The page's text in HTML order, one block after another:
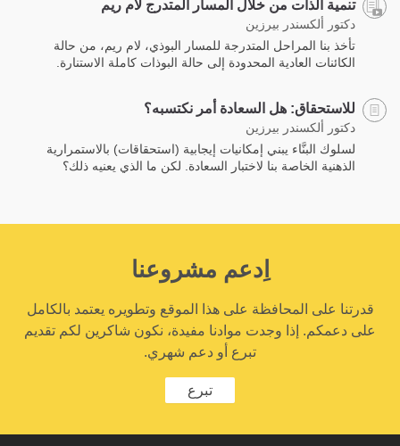
تنمية الذات من خلال المسار المتدرج لام ريم
دكتور ألكسندر بيرزين
تأخذ بنا المراحل المتدرجة للمسار البوذي، لام ريم، من حالة
الكائنات العادية المحدودة إلى حالة البوذات كاملة الاستنارة.‎
للاستحقاق: هل السعادة أمر نكتسبه؟
دكتور ألكسندر بيرزين
لسلوك البنَّاء يبني إمكانيات إيجابية (استحقاقات) باﻻستمرارية
الذهنية الخاصة بنا لاختبار السعادة. لكن ما الذي يعنيه ذلك؟
اِدعم مشروعنا
قدرتنا على المحافظة على هذا الموقع وتطويره يعتمد بالكامل
على دعمكم. إذا وجدت موادنا مفيدة، نكون شاكرين لكم تقديم
تبرع أو دعم شهري.
تبرع